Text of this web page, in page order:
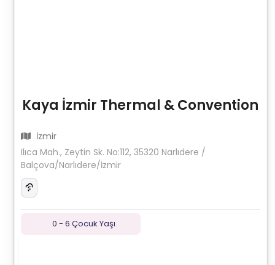
Kaya İzmir Thermal & Convention
İzmir
Ilıca Mah., Zeytin Sk. No:112, 35320 Narlıdere /
Balçova/Narlıdere/İzmir
0 - 6 Çocuk Yaşı